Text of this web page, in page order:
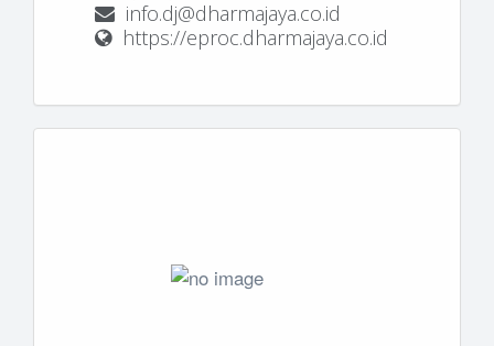
info.dj@dharmajaya.co.id
https://eproc.dharmajaya.co.id